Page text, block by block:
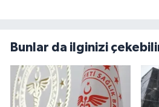
Bunlar da ilginizi